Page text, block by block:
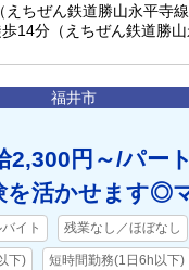
えちぜん鉄道勝山永平寺
14分（えちぜん鉄道勝山
福井市
2,300円～/パー
活かせます◎
イト 残業なし／ほぼなし
下) 短時間勤務(1日6h以下)